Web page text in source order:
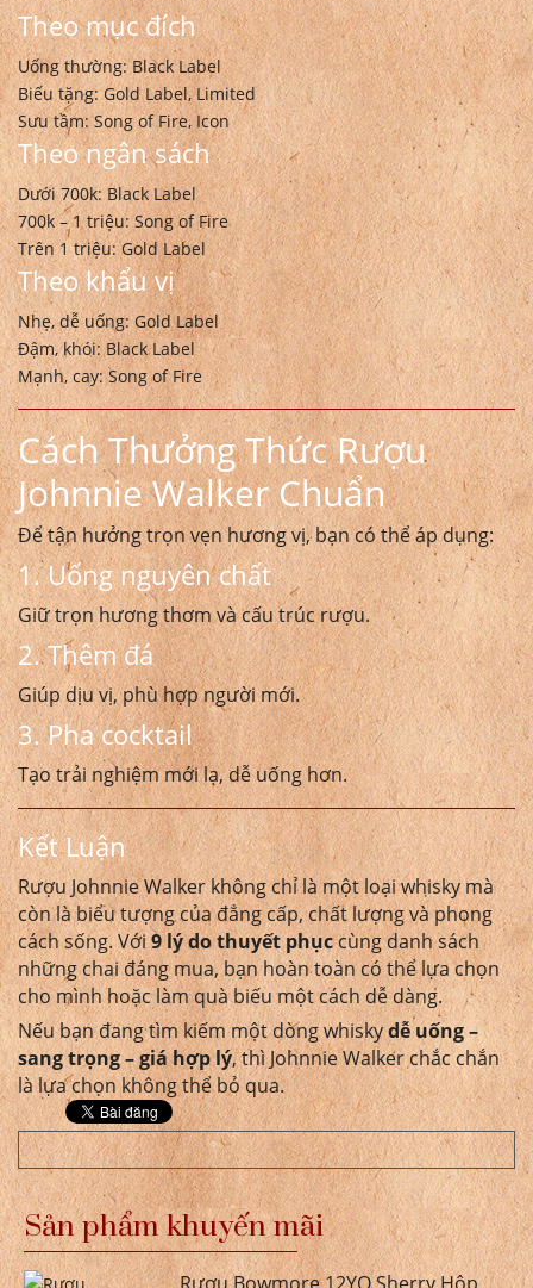
Theo mục đích
Uống thường: Black Label
Biếu tặng: Gold Label, Limited
Sưu tầm: Song of Fire, Icon
Theo ngân sách
Dưới 700k: Black Label
700k – 1 triệu: Song of Fire
Trên 1 triệu: Gold Label
Theo khẩu vị
Nhẹ, dễ uống: Gold Label
Đậm, khói: Black Label
Mạnh, cay: Song of Fire
Cách Thưởng Thức Rượu
Johnnie Walker Chuẩn
Để tận hưởng trọn vẹn hương vị, bạn có thể áp dụng:
1. Uống nguyên chất
Giữ trọn hương thơm và cấu trúc rượu.
2. Thêm đá
Giúp dịu vị, phù hợp người mới.
3. Pha cocktail
Tạo trải nghiệm mới lạ, dễ uống hơn.
Kết Luận
Rượu Johnnie Walker không chỉ là một loại whisky mà
còn là biểu tượng của đẳng cấp, chất lượng và phong
cách sống. Với9 lý do thuyết phụccùng danh sách
những chai đáng mua, bạn hoàn toàn có thể lựa chọn
cho mình hoặc làm quà biếu một cách dễ dàng.
Nếu bạn đang tìm kiếm một dòng whiskydễ uống –
sang trọng – giá hợp lý, thì Johnnie Walker chắc chắn
là lựa chọn không thể bỏ qua.
Sản phẩm khuyến mãi